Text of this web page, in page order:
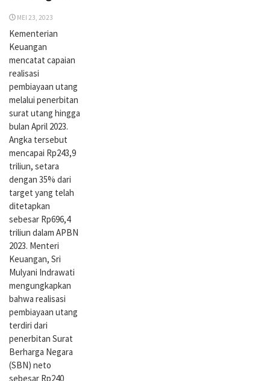
MEI 23, 2023
Kementerian
Keuangan
mencatat capaian
realisasi
pembiayaan utang
melalui penerbitan
surat utang hingga
bulan April 2023.
Angka tersebut
mencapai Rp243,9
triliun, setara
dengan 35% dari
target yang telah
ditetapkan
sebesar Rp696,4
triliun dalam APBN
2023. Menteri
Keuangan, Sri
Mulyani Indrawati
mengungkapkan
bahwa realisasi
pembiayaan utang
terdiri dari
penerbitan Surat
Berharga Negara
(SBN) neto
sebesar Rp240